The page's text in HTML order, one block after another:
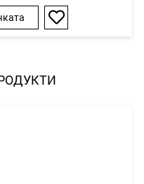
Добави